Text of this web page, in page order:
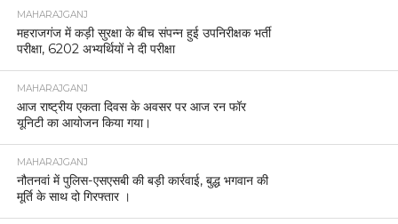
MAHARAJGANJ
महराजगंज में कड़ी सुरक्षा के बीच संपन्न हुई उपनिरीक्षक भर्ती
परीक्षा, 6202 अभ्यर्थियों ने दी परीक्षा
MAHARAJGANJ
आज राष्ट्रीय एकता दिवस के अवसर पर आज रन फॉर
यूनिटी का आयोजन किया गया।
MAHARAJGANJ
नौतनवां में पुलिस-एसएसबी की बड़ी कार्रवाई, बुद्ध भगवान की
मूर्ति के साथ दो गिरफ्तार ।